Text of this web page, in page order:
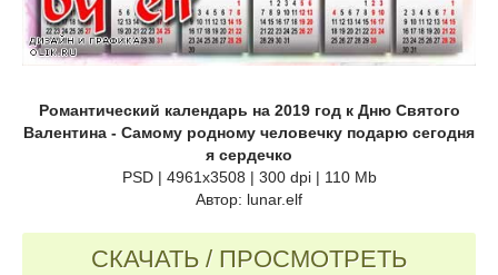
Романтический календарь на 2019 год к Дню Святого
Валентина - Самому родному человечку подарю сегодня
я сердечко
PSD | 4961х3508 | 300 dpi | 110 Mb
Автор: lunar.elf
СКАЧАТЬ / ПРОСМОТРЕТЬ